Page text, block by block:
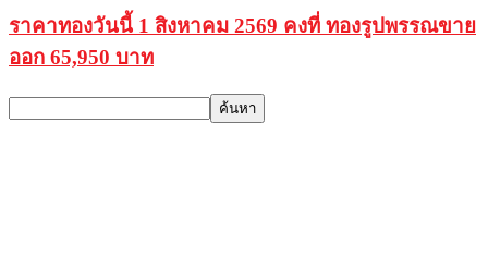
ราคาทองวันนี้ 1 สิงหาคม 2569 คงที่ ทองรูปพรรณขาย
ออก 65,950 บาท